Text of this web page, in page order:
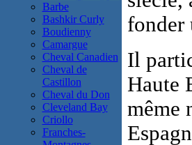
Barbe
Bashkir Curly
Boudienny
Camargue
Cheval Canadien
Cheval de
Castillon
Cheval du Don
Cleveland Bay
Criollo
Franches-
fonder
Il
Haute
même